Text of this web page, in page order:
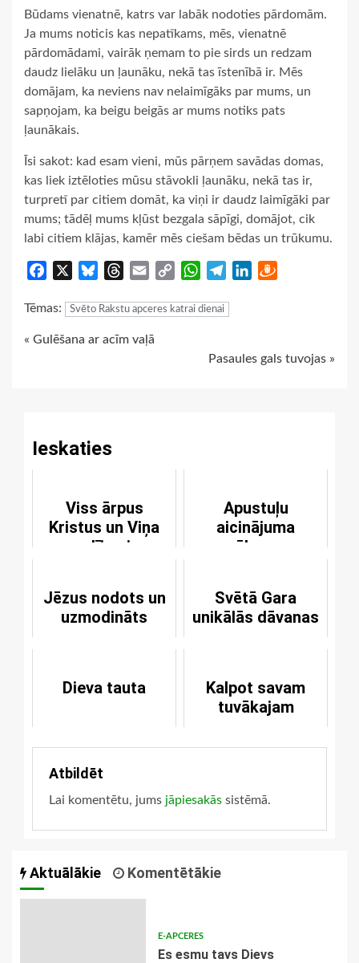
Būdams vienatnē, katrs var labāk nodoties pārdomām.
Ja mums noticis kas nepatīkams, mēs, vienatnē
pārdomādami, vairāk ņemam to pie sirds un redzam
daudz lielāku un ļaunāku, nekā tas īstenībā ir. Mēs
domājam, ka neviens nav nelaimīgāks par mums, un
sapņojam, ka beigu beigās ar mums notiks pats
ļaunākais.
Īsi sakot: kad esam vieni, mūs pārņem savādas domas,
kas liek iztēloties mūsu stāvokli ļaunāku, nekā tas ir,
turpretī par citiem domāt, ka viņi ir daudz laimīgāki par
mums; tādēļ mums kļūst bezgala sāpīgi, domājot, cik
labi citiem klājas, kamēr mēs ciešam bēdas un trūkumu.
Facebook BlueskyThreads
Email
Copy
WhatsApp
TelegramLinkedIn
Tēmas: Svēto Rakstu apceres katrai dienai
Continue
« Gulēšana ar acīm vaļā
Pasaules gals tuvojas »
Ieskaties
Viss ārpus
Kristus un Viņa
apsolījumiem
Apustuļu
aicinājuma
sākums
Jēzus nodots un
uzmodināts
Svētā Gara
unikālās dāvanas
Dieva tauta
Kalpot savam
tuvākajam
Atbildēt
Lai komentētu, jums jāpiesakās sistēmā.
Aktuālākie Komentētākie
E-APCERES
Es esmu tavs Dievs